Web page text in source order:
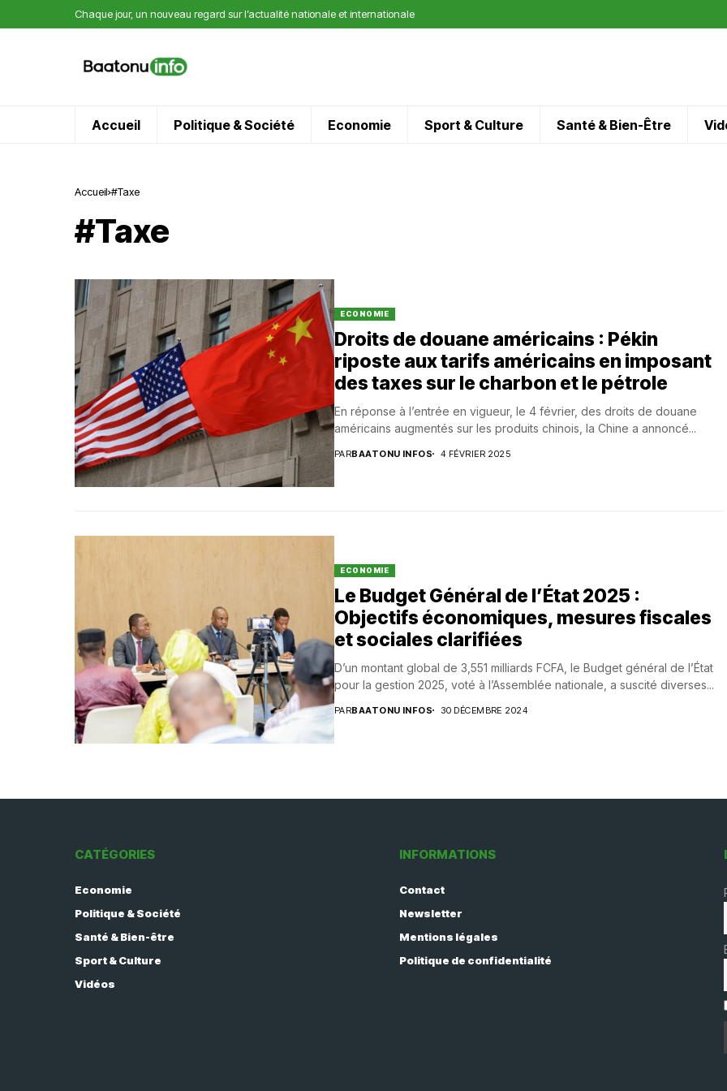
Chaque jour, un nouveau regard sur l’actualité nationale et internationale
Accueil Politique & Société Economie Sport & Culture Santé & Bien-Être
Accueil #Taxe
#Taxe
ECONOMIE
Droits de douane américains : Pékin
riposte aux tarifs américains en imposant
des taxes sur le charbon et le pétrole
En réponse à l’entrée en vigueur, le 4 février, des droits de douane
américains augmentés sur les produits chinois, la Chine a annoncé...
PARBAATONU INFOS 4 FÉVRIER 2025
ECONOMIE
Le Budget Général de l’État 2025 :
Objectifs économiques, mesures fiscales
et sociales clarifiées
D’un montant global de 3,551 milliards FCFA, le Budget général de l’État
pour la gestion 2025, voté à l’Assemblée nationale, a suscité diverses...
PARBAATONU INFOS 30 DÉCEMBRE 2024
CATÉGORIES
Economie
Politique & Société
Santé & Bien-être
Sport & Culture
Vidéos
INFORMATIONS
Contact
Newsletter
Mentions légales
Politique de confidentialité